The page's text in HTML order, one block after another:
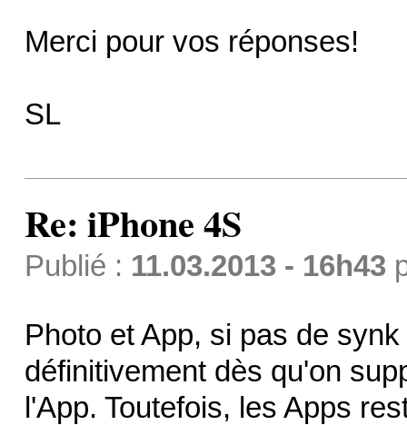
Merci pour vos réponses!
SL
Re: iPhone 4S
Publié : 11.03.2013 - 16h43
Photo et App, si pas de
définitivement dès qu'on
l'App. Toutefois, les Apps